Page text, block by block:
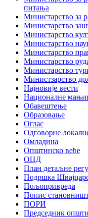
питања
Министарство за
Министарство
Министарство
Министарство
Министарство
Министарство
Министарство
Министзарство
Најновије вести
Националне
Обавештење
Образовање
Оглас
Одговорне
Омладина
Општинско веће
ОЦД
План детаљне
Подршка
Пољопривреда
Попис
ПОРИ
Председник